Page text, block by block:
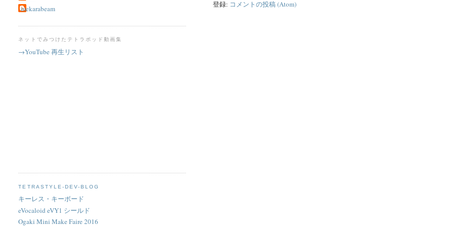
登録: コメントの投稿 (Atom)
mekarabeam
ネットでみつけたテトラポッド動画集
→YouTube 再生リスト
TETRASTYLE-DEV-BLOG
キーレス・キーボード
eVocaloid eVY1 シールド
Ogaki Mini Make Faire 2016